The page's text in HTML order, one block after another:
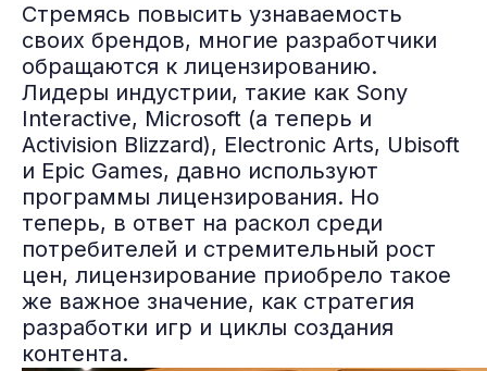
Стремясь повысить узнаваемость
своих брендов, многие разработчики
обращаются к лицензированию.
Лидеры индустрии, такие как Sony
Interactive, Microsoft (а теперь и
Activision Blizzard), Electronic Arts, Ubisoft
и Epic Games, давно используют
программы лицензирования. Но
теперь, в ответ на раскол среди
потребителей и стремительный рост
цен, лицензирование приобрело такое
же важное значение, как стратегия
разработки игр и циклы создания
контента.